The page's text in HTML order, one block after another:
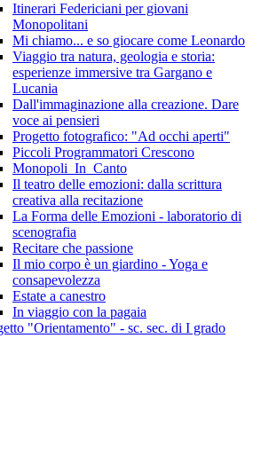
Itinerari Federiciani per giovani
Monopolitani
Mi chiamo... e so giocare come Leonardo
Viaggio tra natura, geologia e storia:
esperienze immersive tra Gargano e
Lucania
Dall'immaginazione alla creazione. Dare
voce ai pensieri
Progetto fotografico: "Ad occhi aperti"
Piccoli Programmatori Crescono
Monopoli_In_Canto
Il teatro delle emozioni: dalla scrittura
creativa alla recitazione
La Forma delle Emozioni - laboratorio di
scenografia
Recitare che passione
Il mio corpo è un giardino - Yoga e
consapevolezza
Estate a canestro
In viaggio con la pagaia
"Orientamento" - sc. sec. di I grado